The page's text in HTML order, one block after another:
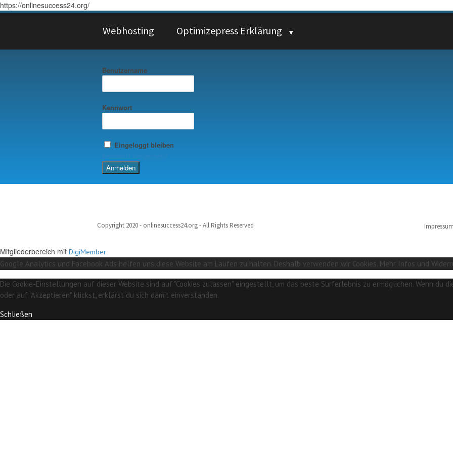
https://onlinesuccess24.org/
Webhosting Optimizepress Erklärung
Benutzername
Kennwort
Eingeloggt bleiben
Impressum
Copyright 2020 - onlinesuccess24.org - All Rights Reserved
Mitgliederbereich mit DigiMember
Google Analytics und Facebook Ads helfen uns diese Website am Laufen zu halten. Deshalb verwenden wir Cookies. Mehr Infos und
Die Cookie-Einstellungen auf dieser Website sind auf "Cookies zulassen" eingestellt, um das beste Surferlebnis zu ermöglichen. Wenn du
oder auf "Akzeptieren" klickst, erklärst du sich damit einverstanden.
Schließen